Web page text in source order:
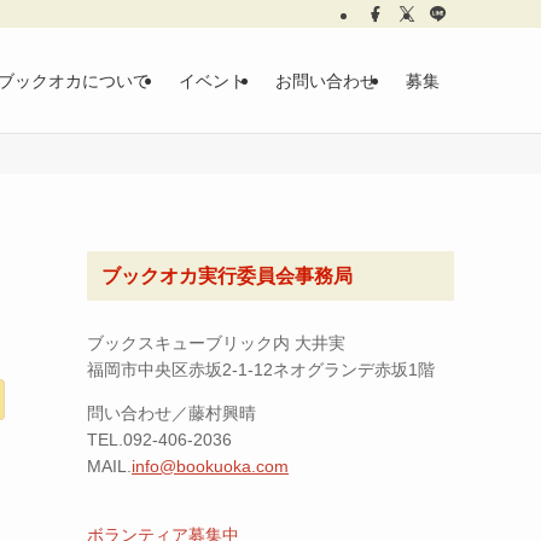
ックオカについて イベント お問い合わせ 募集
ブックオカ実行委員会事務局
ブックスキューブリック内 大井実
福岡市中央区赤坂2-1-12ネオグランデ赤坂1階
問い合わせ／藤村興晴
TEL.092-406-2036
MAIL. info@bookuoka.com
ボランティア募集中